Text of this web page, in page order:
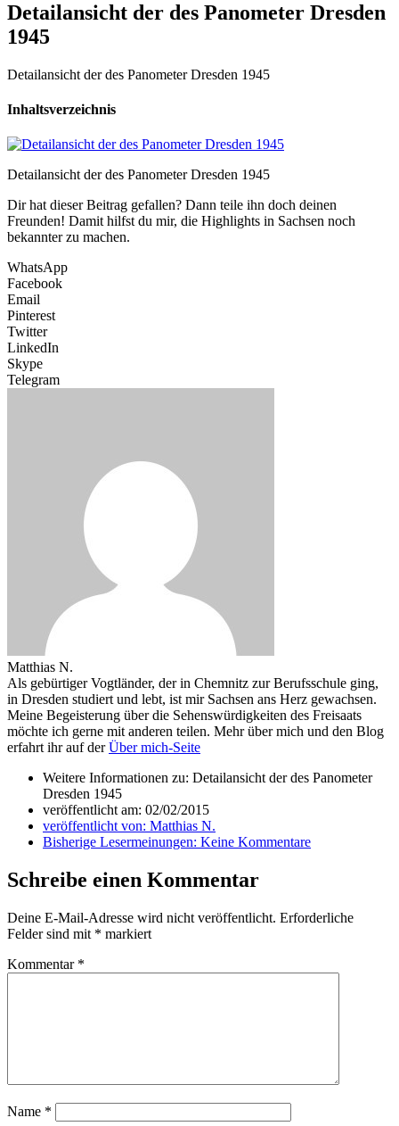
Detailansicht der des Panometer Dresden
1945
Detailansicht der des Panometer Dresden 1945
Inhaltsverzeichnis
Detailansicht der des Panometer Dresden 1945
Dir hat dieser Beitrag gefallen? Dann teile ihn doch deinen
Freunden! Damit hilfst du mir, die Highlights in Sachsen noch
bekannter zu machen.
WhatsApp
Facebook
Email
Pinterest
Twitter
LinkedIn
Skype
Telegram
Matthias N.
Als gebürtiger Vogtländer, der in Chemnitz zur Berufsschule ging,
in Dresden studiert und lebt, ist mir Sachsen ans Herz gewachsen.
Meine Begeisterung über die Sehenswürdigkeiten des Freisaats
möchte ich gerne mit anderen teilen. Mehr über mich und den Blog
erfahrt ihr auf derÜber mich-Seite
Weitere Informationen zu: Detailansicht der des Panometer
Dresden 1945
veröffentlicht am: 02/02/2015
veröffentlicht von: Matthias N.
Bisherige Lesermeinungen: Keine Kommentare
Schreibe einen Kommentar
Deine E-Mail-Adresse wird nicht veröffentlicht. Erforderliche
Felder sind mit * markiert
Kommentar *
Name *